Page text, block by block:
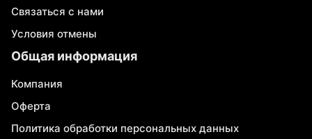
Связаться с нами
Условия отмены
Общая информация
Компания
Оферта
Политика обработки персональных данных